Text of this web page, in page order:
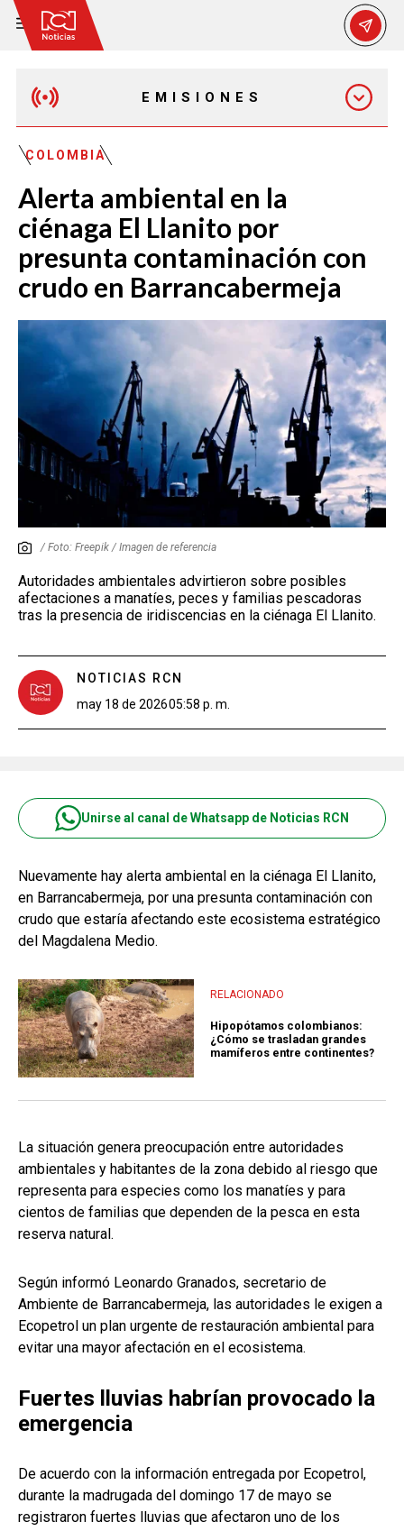
EMISIONES
EMISIÓN 12:30 PM
EMISIÓN 7:00 PM
EMISIÓN 11:30 PM
COLOMBIA
Alerta ambiental en la
ciénaga El Llanito por
presunta contaminación con
crudo en Barrancabermeja
/ Foto: Freepik / Imagen de referencia
Autoridades ambientales advirtieron sobre posibles
afectaciones a manatíes, peces y familias pescadoras
tras la presencia de iridiscencias en la ciénaga El Llanito.
NOTICIAS RCN
may 18 de 202605:58 p. m.
Unirse al canal de Whatsapp de Noticias RCN
Nuevamente hay alerta ambiental en la ciénaga El Llanito,
en Barrancabermeja, por una presunta contaminación con
crudo que estaría afectando este ecosistema estratégico
del Magdalena Medio.
RELACIONADO
Hipopótamos colombianos:
¿Cómo se trasladan grandes
mamíferos entre continentes?
La situación genera preocupación entre autoridades
ambientales y habitantes de la zona debido al riesgo que
representa para especies como los manatíes y para
cientos de familias que dependen de la pesca en esta
reserva natural.
Según informó Leonardo Granados, secretario de
Ambiente de Barrancabermeja, las autoridades le exigen a
Ecopetrol un plan urgente de restauración ambiental para
evitar una mayor afectación en el ecosistema.
Fuertes lluvias habrían provocado la
emergencia
De acuerdo con la información entregada por Ecopetrol,
durante la madrugada del domingo 17 de mayo se
registraron fuertes lluvias que afectaron uno de los